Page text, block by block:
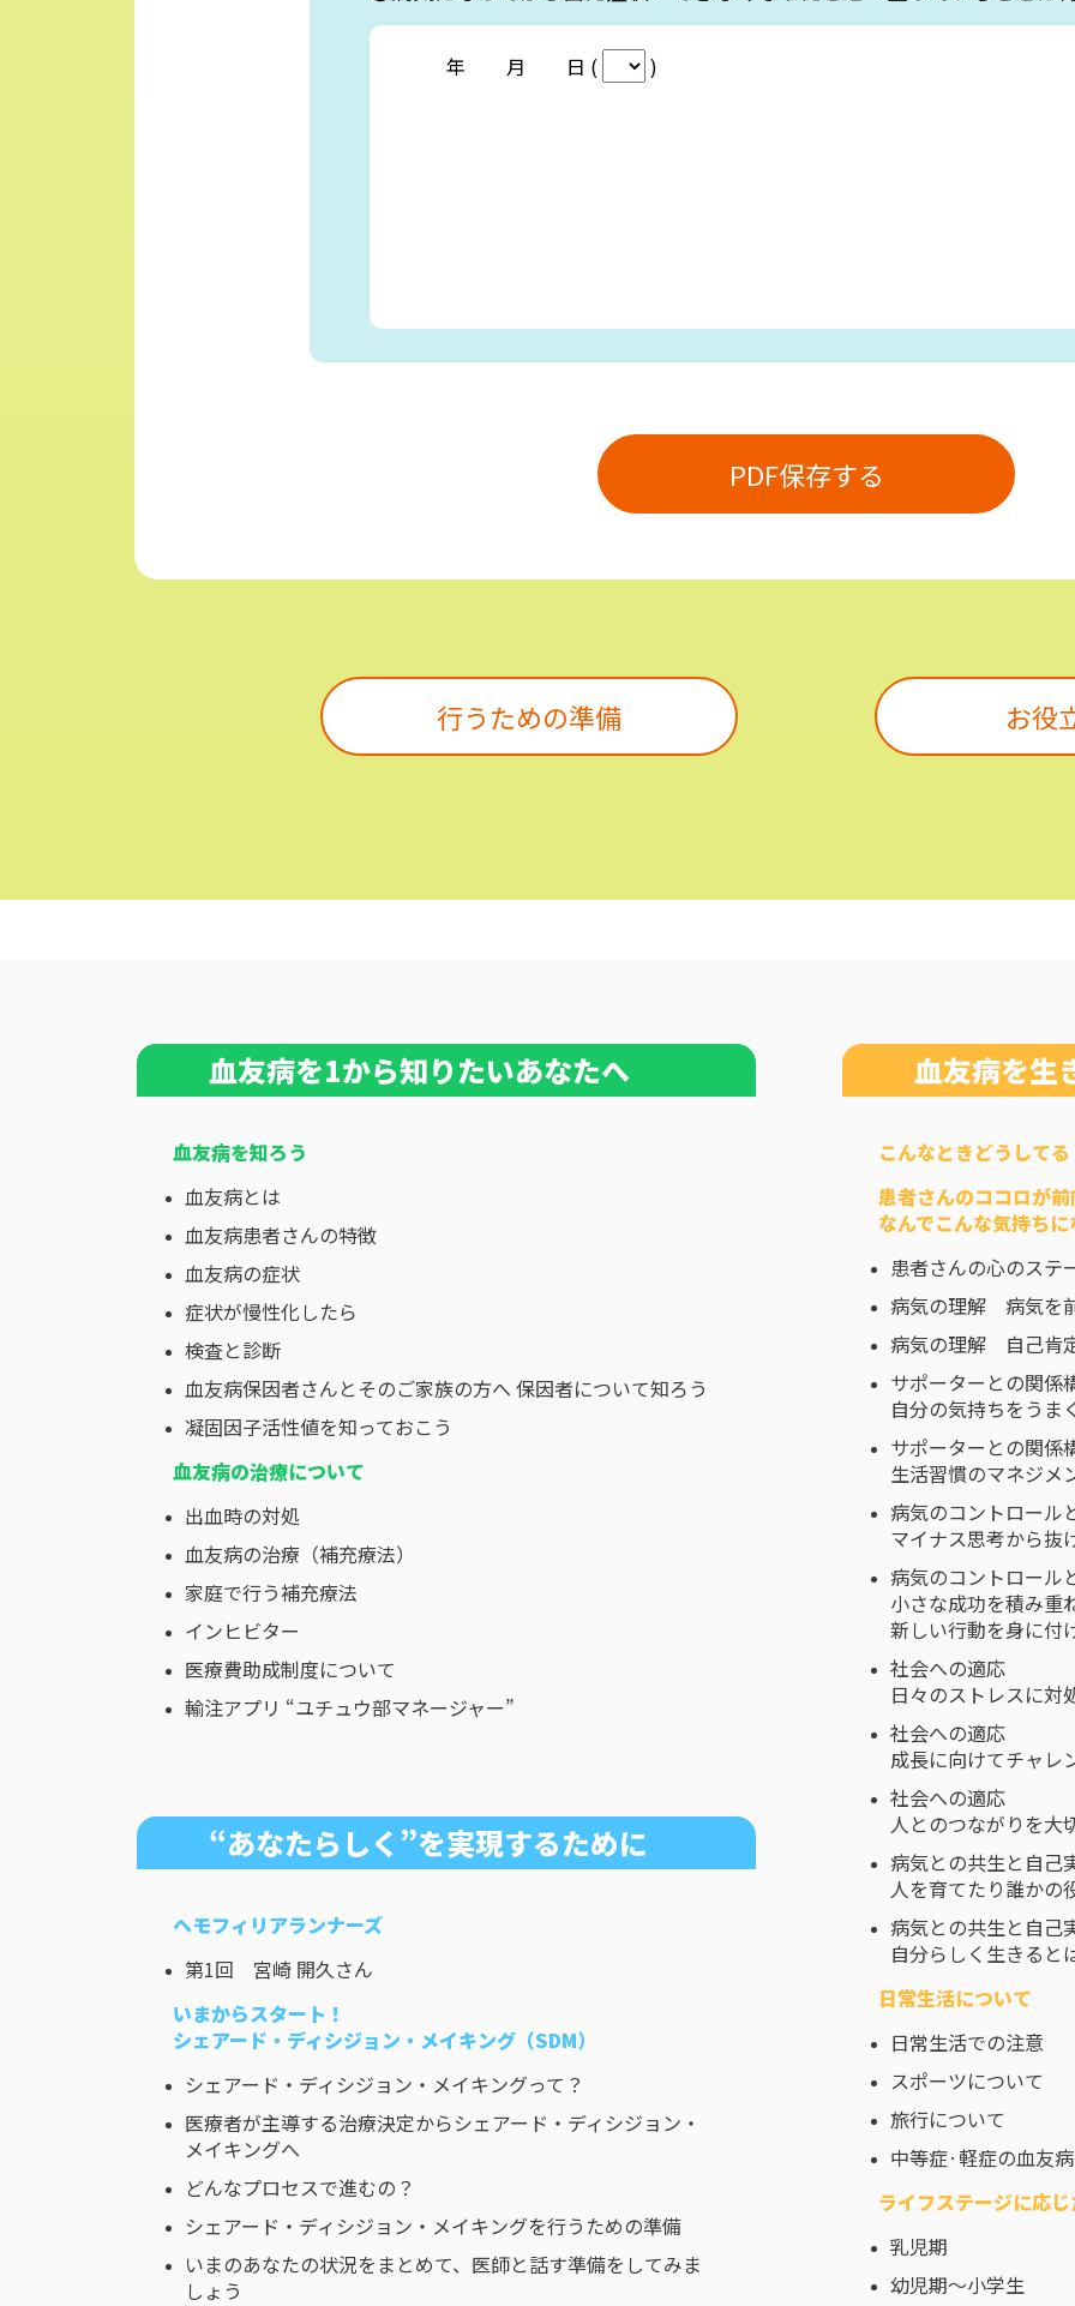
年 月 日 ( )
PDF保存する
行うための準備 お役
血友病を1から知りたいあなたへ
血友病を知ろう
血友病とは
血友病患者さんの特徴
血友病の症状
症状が慢性化したら
検査と診断
血友病保因者さんとそのご家族の方へ 保因者について知ろう
凝固因子活性値を知っておこう
血友病の治療について
出血時の対処
血友病の治療（補充療法）
家庭で行う補充療法
インヒビター
医療費助成制度について
輸注アプリ “ユチュウ部マネージャー”
“あなたらしく”を実現するために
ヘモフィリアランナーズ
第1回 宮崎 開久さん
いまからスタート！
シェアード・ディシジョン・メイキング（SDM）
シェアード・ディシジョン・メイキングって？
医療者が主導する治療決定からシェアード・ディシジョン・
メイキングへ
どんなプロセスで進むの？
シェアード・ディシジョン・メイキングを行うための準備
いまのあなたの状況をまとめて、医師と話す準備をしてみま
しょう
血友病を生
こんなときどうして
患者さんのココロが
なんでこんな気持ち
患者さんの心のステ
病気の理解 病気を
病気の理解 自己肯
サポーターとの関係
自分の気持ちをうま
サポーターとの関係
生活習慣のマネジメ
病気のコントロール
マイナス思考から抜
病気のコントロール
小さな成功を積み重
新しい行動を身に付
社会への適応
日々のストレスに対
社会への適応
成長に向けてチャレ
社会への適応
人とのつながりを大
病気との共生と自己
人を育てたり誰かの
病気との共生と自己
自分らしく生きると
日常生活について
日常生活での注意
スポーツについて
旅行について
中等症·軽症の血友
ライフステージに応
乳児期
幼児期～小学生